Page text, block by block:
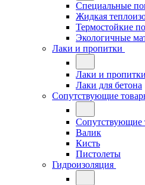
Специальные
Жидкая
Термостойкие
Экологичные
Лаки и пропитки
Лаки и пропитки
Лаки для бетона
Сопутствующие
Сопутствующие
Валик
Кисть
Пистолеты
Гидроизоляция